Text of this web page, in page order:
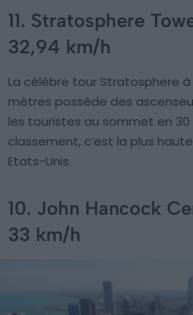
11. Stratosphere
32,94 km/h
La célèbre tour Stratosphere
mètres possède des
les touristes au sommet en 30
classement, c’est la plus
Etats-Unis.
10. John Hancock
33 km/h